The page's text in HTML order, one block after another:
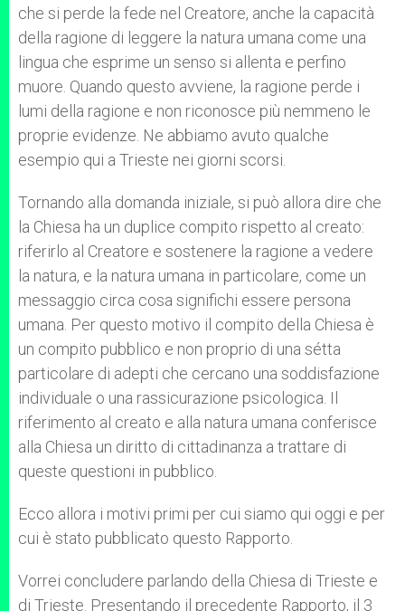
che si perde la fede nel Creatore, anche la capacità
della ragione di leggere la natura umana come una
lingua che esprime un senso si allenta e perfino
muore. Quando questo avviene, la ragione perde i
lumi della ragione e non riconosce più nemmeno le
proprie evidenze. Ne abbiamo avuto qualche
esempio qui a Trieste nei giorni scorsi.
Tornando alla domanda iniziale, si può allora dire che
la Chiesa ha un duplice compito rispetto al creato:
riferirlo al Creatore e sostenere la ragione a vedere
la natura, e la natura umana in particolare, come un
messaggio circa cosa significhi essere persona
umana. Per questo motivo il compito della Chiesa è
un compito pubblico e non proprio di una sétta
particolare di adepti che cercano una soddisfazione
individuale o una rassicurazione psicologica. Il
riferimento al creato e alla natura umana conferisce
alla Chiesa un diritto di cittadinanza a trattare di
queste questioni in pubblico.
Ecco allora i motivi primi per cui siamo qui oggi e per
cui è stato pubblicato questo Rapporto.
Vorrei concludere parlando della Chiesa di Trieste e
di Trieste. Presentando il precedente Rapporto, il 3